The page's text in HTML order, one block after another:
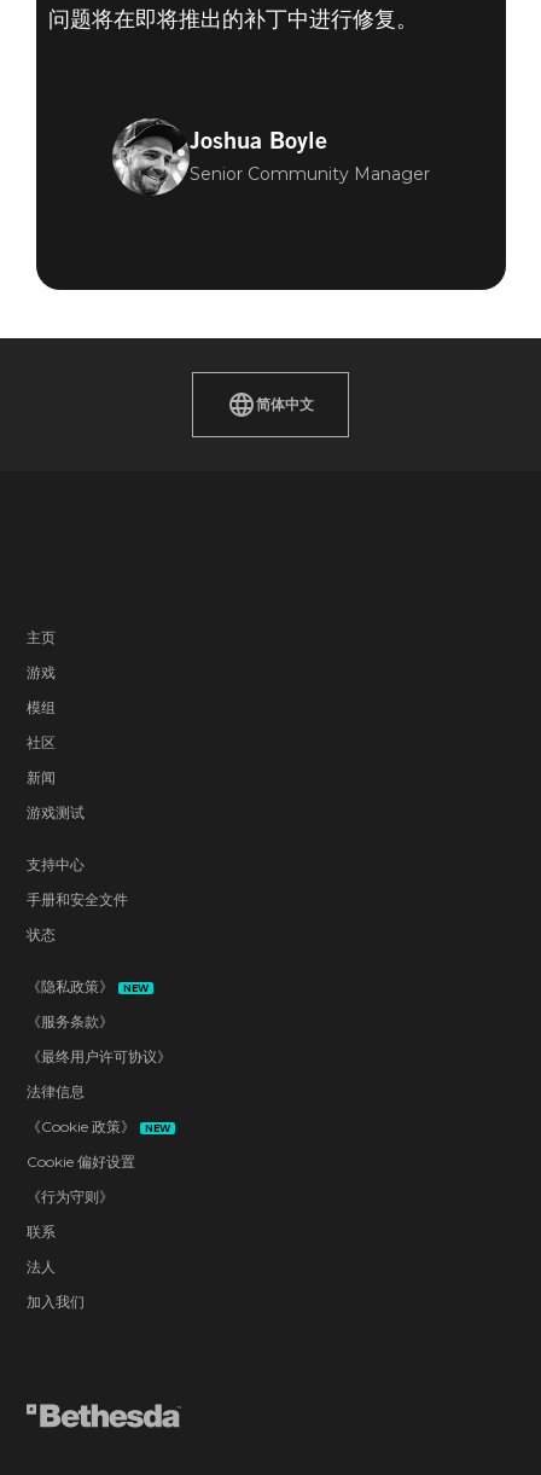
问题将在即将推出的补丁中进行修复。
Joshua Boyle
Senior Community Manager
简体中文
主页
游戏
模组
社区
新闻
游戏测试
支持中心
手册和安全文件
状态
《隐私政策》 NEW
《服务条款》
《最终用户许可协议》
法律信息
《Cookie 政策》
NEW
Cookie 偏好设置
《行为守则》
联系
法人
加入我们